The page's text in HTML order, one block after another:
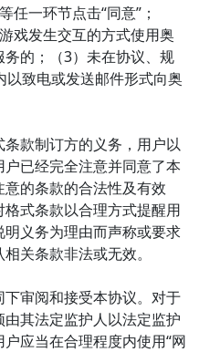
任一环节点击“同意”；
戏发生交互的方式使用奥
的；（3）未在协议、规
以致电或发送邮件形式向奥
款制订方的义务，用户以
已经完全注意并同意了本
的条款的合法性及有效
式条款以合理方式提醒用
义务为理由而声称或要求
关条款非法或无效。
审阅和接受本协议。对于
其法定监护人以法定监护
应当在合理程度内使用“网